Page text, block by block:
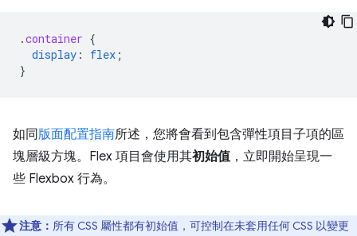
.container {
display : flex ;
}
如同版面配置指南所述，您將會看到包含彈性項目子項的區
塊層級方塊。Flex 項目會使用其初始值 ，立即開始呈現一
些 Flexbox 行為。
注意： 所有 CSS 屬性都有初始值，可控制在未套用任何 CSS 以變更